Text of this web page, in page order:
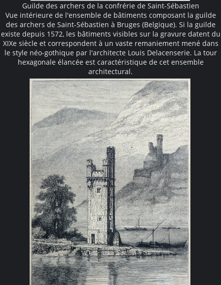
Guilde des archers de la confrérie de Saint-Sébastien
Vue intérieure de l'ensemble de bâtiments composant la guilde
des archers de Saint-Sébastien à Bruges (Belgique). Si la guilde
existe depuis 1572, les bâtiments visibles sur la gravure datent du
XIXe siècle et correspondent à un vaste remaniement mené dans
le style néo-gothique par l'architecte Louis Delacenserie. La tour
hexagonale élancée est caractéristique de cet ensemble
architectural.